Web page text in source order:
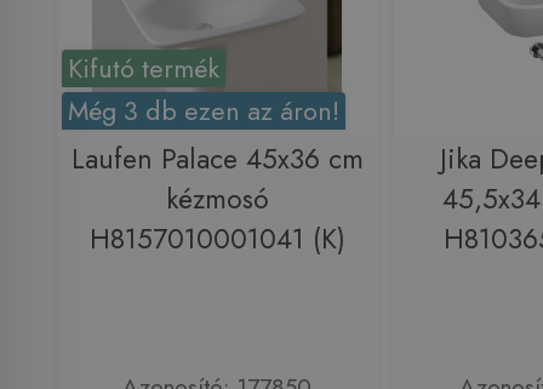
Kifutó termék
Még 3 db ezen az áron!
Laufen Palace 45x36 cm
kézmosó
H8157010001041 (K)
Jika